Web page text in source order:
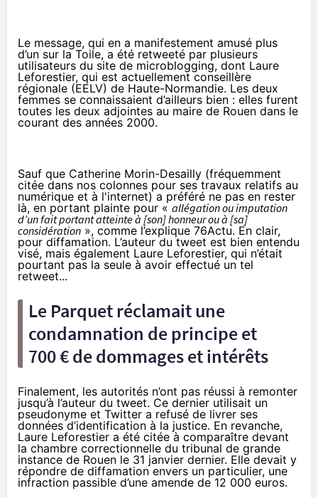
Le message, qui en a manifestement amusé plus
d’un sur la Toile, a été retweeté par plusieurs
utilisateurs du site de microblogging, dont Laure
Leforestier, qui est actuellement conseillère
régionale (EELV) de Haute-Normandie. Les deux
femmes se connaissaient d’ailleurs bien : elles furent
toutes les deux adjointes au maire de Rouen dans le
courant des années 2000.
Sauf que Catherine Morin-Desailly (fréquemment
citée dans nos colonnes pour ses travaux relatifs au
numérique et à l'internet) a préféré ne pas en rester
là, en portant plainte pour « allégation ou imputation
d’un fait portant atteinte à [son] honneur ou à [sa]
considération », comme l’explique 76Actu. En clair,
pour diffamation. L’auteur du tweet est bien entendu
visé, mais également Laure Leforestier, qui n’était
pourtant pas la seule à avoir effectué un tel
retweet...
Le Parquet réclamait une
condamnation de principe et
700 € de dommages et intérêts
Finalement, les autorités n’ont pas réussi à remonter
jusqu’à l’auteur du tweet. Ce dernier utilisait un
pseudonyme et Twitter a refusé de livrer ses
données d’identification à la justice. En revanche,
Laure Leforestier a été citée à comparaître devant
la chambre correctionnelle du tribunal de grande
instance de Rouen le 31 janvier dernier. Elle devait y
répondre de diffamation envers un particulier, une
infraction passible d’une amende de 12 000 euros.